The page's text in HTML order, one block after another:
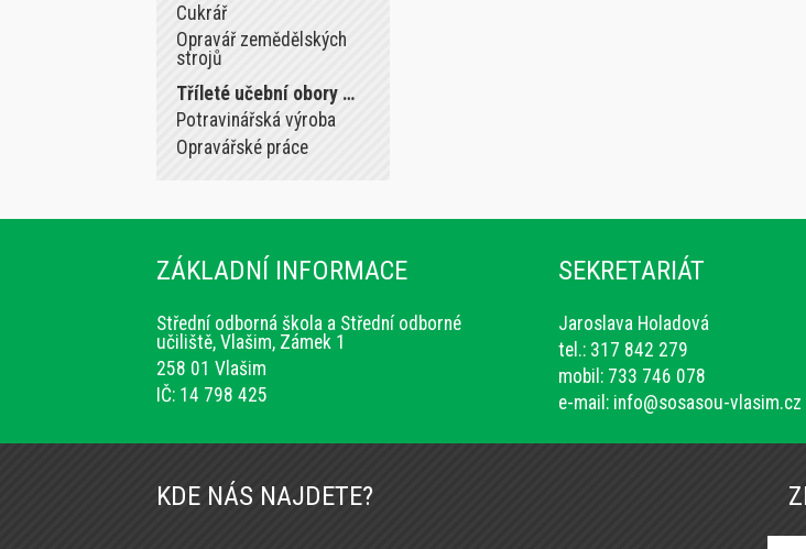
Cukrář
Opravář zemědělských
strojů
Tříleté učební obory …
Potravinářská výroba
Opravářské práce
ZÁKLADNÍ INFORMACE
Střední odborná škola a Střední odborné
učiliště, Vlašim, Zámek 1
258 01 Vlašim
IČ: 14 798 425
SEKRETARIÁT
Jaroslava Holadová
tel.: 317 842 279
mobil: 733 746 078
e-mail: info@sosasou-vlasim.cz
KDE NÁS NAJDETE?